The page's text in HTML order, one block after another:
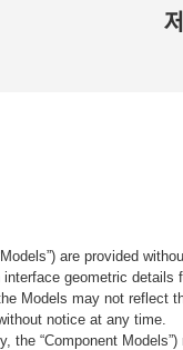
are provided
geometric
Models may not reflect
notice at any time.
“Component